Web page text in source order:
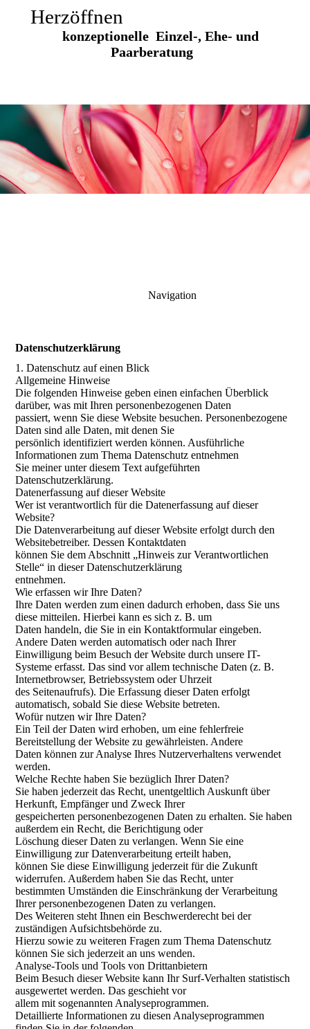
Herzöffnen
konzeptionelle Einzel-, Ehe- und
Paarberatung
Navigation
Datenschutzerklärung
1. Datenschutz auf einen Blick
Allgemeine Hinweise
Die folgenden Hinweise geben einen einfachen Überblick
darüber, was mit Ihren personenbezogenen Daten
passiert, wenn Sie diese Website besuchen. Personenbezogene
Daten sind alle Daten, mit denen Sie
persönlich identifiziert werden können. Ausführliche
Informationen zum Thema Datenschutz entnehmen
Sie meiner unter diesem Text aufgeführten
Datenschutzerklärung.
Datenerfassung auf dieser Website
Wer ist verantwortlich für die Datenerfassung auf dieser
Website?
Die Datenverarbeitung auf dieser Website erfolgt durch den
Websitebetreiber. Dessen Kontaktdaten
können Sie dem Abschnitt „Hinweis zur Verantwortlichen
Stelle“ in dieser Datenschutzerklärung
entnehmen.
Wie erfassen wir Ihre Daten?
Ihre Daten werden zum einen dadurch erhoben, dass Sie uns
diese mitteilen. Hierbei kann es sich z. B. um
Daten handeln, die Sie in ein Kontaktformular eingeben.
Andere Daten werden automatisch oder nach Ihrer
Einwilligung beim Besuch der Website durch unsere IT-
Systeme erfasst. Das sind vor allem technische Daten (z. B.
Internetbrowser, Betriebssystem oder Uhrzeit
des Seitenaufrufs). Die Erfassung dieser Daten erfolgt
automatisch, sobald Sie diese Website betreten.
Wofür nutzen wir Ihre Daten?
Ein Teil der Daten wird erhoben, um eine fehlerfreie
Bereitstellung der Website zu gewährleisten. Andere
Daten können zur Analyse Ihres Nutzerverhaltens verwendet
werden.
Welche Rechte haben Sie bezüglich Ihrer Daten?
Sie haben jederzeit das Recht, unentgeltlich Auskunft über
Herkunft, Empfänger und Zweck Ihrer
gespeicherten personenbezogenen Daten zu erhalten. Sie haben
außerdem ein Recht, die Berichtigung oder
Löschung dieser Daten zu verlangen. Wenn Sie eine
Einwilligung zur Datenverarbeitung erteilt haben,
können Sie diese Einwilligung jederzeit für die Zukunft
widerrufen. Außerdem haben Sie das Recht, unter
bestimmten Umständen die Einschränkung der Verarbeitung
Ihrer personenbezogenen Daten zu verlangen.
Des Weiteren steht Ihnen ein Beschwerderecht bei der
zuständigen Aufsichtsbehörde zu.
Hierzu sowie zu weiteren Fragen zum Thema Datenschutz
können Sie sich jederzeit an uns wenden.
Analyse-Tools und Tools von Drittanbietern
Beim Besuch dieser Website kann Ihr Surf-Verhalten statistisch
ausgewertet werden. Das geschieht vor
allem mit sogenannten Analyseprogrammen.
Detaillierte Informationen zu diesen Analyseprogrammen